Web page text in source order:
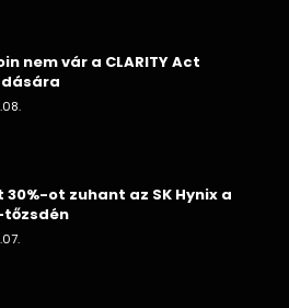
nem vár a CLARITY Act
30%-ot zuhant az SK Hynix a